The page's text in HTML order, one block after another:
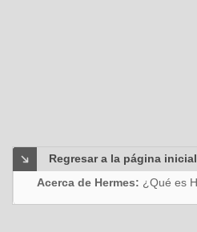
Regresar a la página inicial
Acerca de Hermes: ¿Qué es